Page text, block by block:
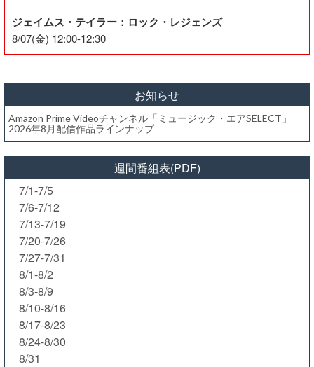
ジェイムス・テイラー：ロック・レジェンズ
8/07(金) 12:00-12:30
お知らせ
Amazon Prime Videoチャンネル「ミュージック・エアSELECT」
2026年8月配信作品ラインナップ
週間番組表(PDF)
7/1-7/5
7/6-7/12
7/13-7/19
7/20-7/26
7/27-7/31
8/1-8/2
8/3-8/9
8/10-8/16
8/17-8/23
8/24-8/30
8/31